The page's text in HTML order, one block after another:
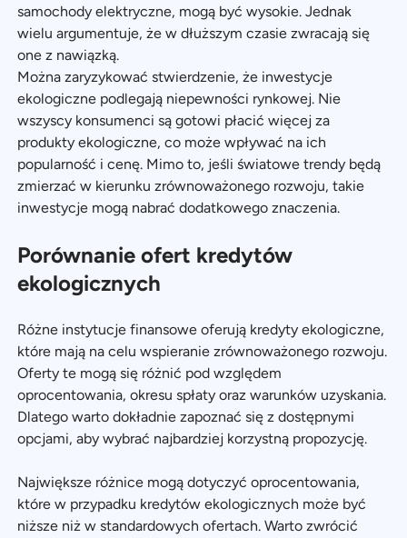
samochody elektryczne, mogą być wysokie. Jednak
wielu argumentuje, że w dłuższym czasie zwracają się
one z nawiązką.
Można zaryzykować stwierdzenie, że inwestycje
ekologiczne podlegają niepewności rynkowej. Nie
wszyscy konsumenci są gotowi płacić więcej za
produkty ekologiczne, co może wpływać na ich
popularność i cenę. Mimo to, jeśli światowe trendy będą
zmierzać w kierunku zrównoważonego rozwoju, takie
inwestycje mogą nabrać dodatkowego znaczenia.
Porównanie ofert kredytów
ekologicznych
Różne instytucje finansowe oferują kredyty ekologiczne,
które mają na celu wspieranie zrównoważonego rozwoju.
Oferty te mogą się różnić pod względem
oprocentowania, okresu spłaty oraz warunków uzyskania.
Dlatego warto dokładnie zapoznać się z dostępnymi
opcjami, aby wybrać najbardziej korzystną propozycję.
Największe różnice mogą dotyczyć oprocentowania,
które w przypadku kredytów ekologicznych może być
niższe niż w standardowych ofertach. Warto zwrócić